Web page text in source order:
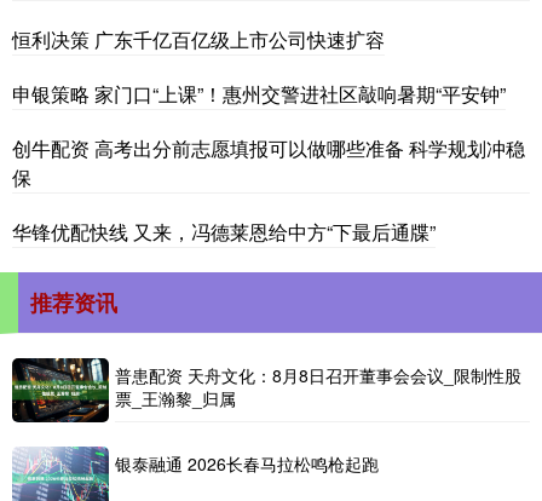
恒利决策 广东千亿百亿级上市公司快速扩容
申银策略 家门口“上课”！惠州交警进社区敲响暑期“平安钟”
创牛配资 高考出分前志愿填报可以做哪些准备 科学规划冲稳
保
华锋优配快线 又来，冯德莱恩给中方“下最后通牒”
推荐资讯
普患配资 天舟文化：8月8日召开董事会会议_限制性股
票_王瀚黎_归属
银泰融通 2026长春马拉松鸣枪起跑